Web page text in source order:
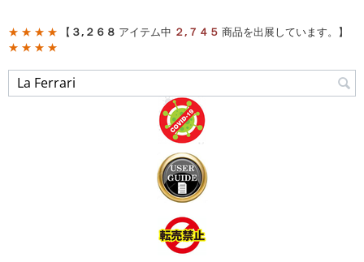
★ ★ ★ ★ 【 ３,２６８ アイテム中 ２,７４５ 商品を出展しています。】
★ ★ ★ ★